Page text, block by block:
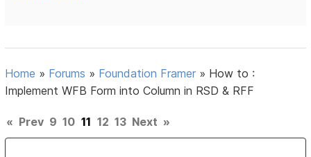
Home » Forums » Foundation Framer » How to :
Implement WFB Form into Column in RSD & RFF
« Prev 9 10 11 12 13 Next »